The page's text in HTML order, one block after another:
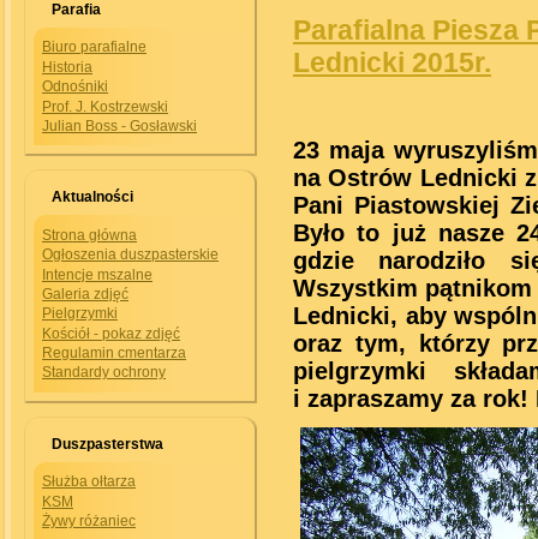
Parafia
Biuro parafialne
Historia
Odnośniki
Prof. J. Kostrzewski
Julian Boss - Gosławski
Aktualności
Strona główna
Ogłoszenia duszpasterskie
Intencje mszalne
Galeria zdjęć
Pielgrzymki
Kościół - pokaz zdjęć
Regulamin cmentarza
Standardy ochrony
Duszpasterstwa
Służba ołtarza
KSM
Żywy różaniec
Parafialna Piesza
Lednicki 2015r.
23 maja
na Ostrów Lednicki
Pani Piastowskiej
Było to już nasze
gdzie narodziło
Wszystkim
Lednicki, aby
oraz tym, którzy
pielgrzymki
i zapraszamy za rok!